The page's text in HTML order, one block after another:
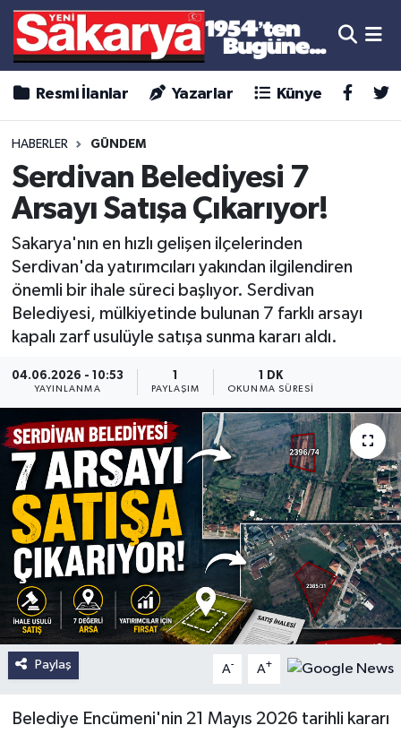
Resmi İlanlar Yazarlar Künye
HABERLER GÜNDEM
Serdivan Belediyesi 7
Arsayı Satışa Çıkarıyor!
Sakarya'nın en hızlı gelişen ilçelerinden
Serdivan'da yatırımcıları yakından ilgilendiren
önemli bir ihale süreci başlıyor. Serdivan
Belediyesi, mülkiyetinde bulunan 7 farklı arsayı
kapalı zarf usulüyle satışa sunma kararı aldı.
04.06.2026 - 10:53
YAYINLANMA PAYLAŞIM
1 DK
OKUNMA SÜRESI
Paylaş A- A+
Belediye Encümeni'nin 21 Mayıs 2026 tarihli kararı